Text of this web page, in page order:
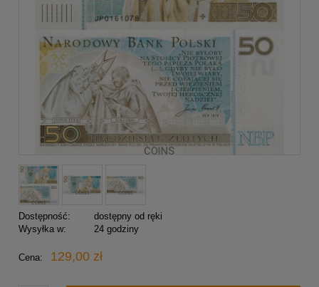
Dostępność:
dostępny od ręki
Wysyłka w:
24 godziny
Cena: 129,00 zł